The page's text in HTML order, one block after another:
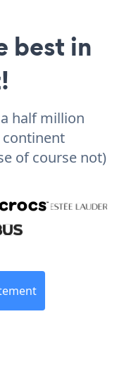
best in
half million
continent
of course not)